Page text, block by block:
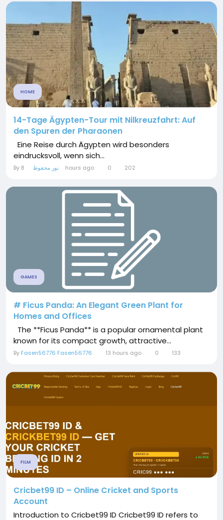
HOME
14-Tage Ägypten-Tour mit Nilkreuzfahrt: Auf
den Spuren der Pharaonen
Eine Reise durch Ägypten wird besonders
eindrucksvoll, wenn sich...
By نور محفوظ 8 hours ago 0 202
GAMES
# Ficus Panda: An Elegant Green Plant for
Homes and Offices
The **Ficus Panda** is a popular ornamental plant
known for its compact growth, attractive...
By Fasen56776 Fasen56776 13 hours ago 0 133
FILM
Cricbet99 ID – Online Cricket and Sports
Account
Introduction to Cricbet99 ID Cricbet99 ID refers to